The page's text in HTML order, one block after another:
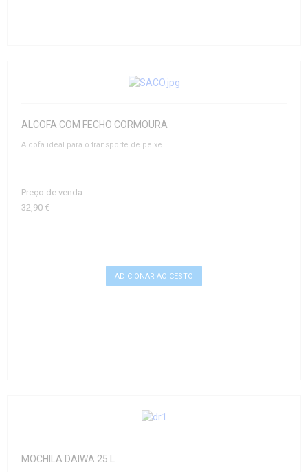
ALCOFA COM FECHO CORMOURA
Alcofa ideal para o transporte de peixe.
Preço de venda:
32,90 €
MOCHILA DAIWA 25 L